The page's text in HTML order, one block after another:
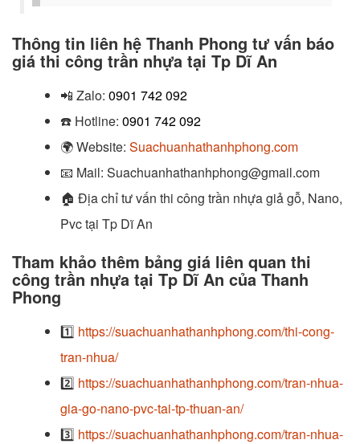
Thông tin liên hệ Thanh Phong tư vấn báo
giá thi công trần nhựa tại Tp Dĩ An
📲 Zalo: 0901 742 092
☎️ Hotline: 0901 742 092
🌍Website: Suachuanhathanhphong.com
📧 Mail: Suachuanhathanhphong@gmail.com
🏠 Địa chỉ tư vấn thi công trần nhựa giả gỗ, Nano,
Pvc tại Tp Dĩ An
Tham khảo thêm bảng giá liên quan thi
công trần nhựa tại Tp Dĩ An của Thanh
Phong
1️⃣ https://suachuanhathanhphong.com/thi-cong-
tran-nhua/
2️⃣ https://suachuanhathanhphong.com/tran-nhua-
gia-go-nano-pvc-tai-tp-thuan-an/
3️⃣ https://suachuanhathanhphong.com/tran-nhua-